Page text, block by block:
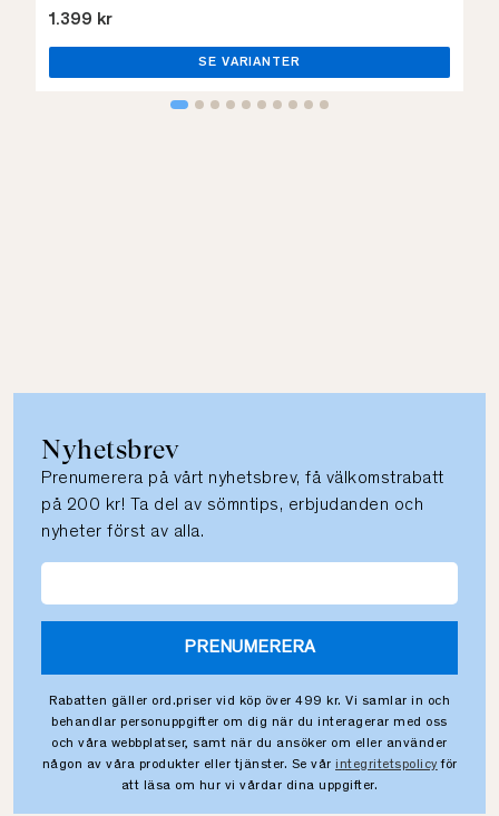
1.399 kr
SE VARIANTER
Nyhetsbrev
Prenumerera på vårt nyhetsbrev, få välkomstrabatt
på 200 kr! Ta del av sömntips, erbjudanden och
nyheter först av alla.
PRENUMERERA
Rabatten gäller ord.priser vid köp över 499 kr. Vi samlar in och
behandlar personuppgifter om dig när du interagerar med oss
och våra webbplatser, samt när du ansöker om eller använder
någon av våra produkter eller tjänster. Se vår integritetspolicy för
att läsa om hur vi vårdar dina uppgifter.